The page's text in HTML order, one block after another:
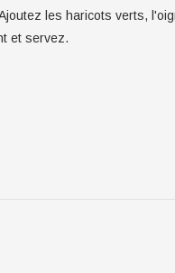
les haricots verts,
et servez.